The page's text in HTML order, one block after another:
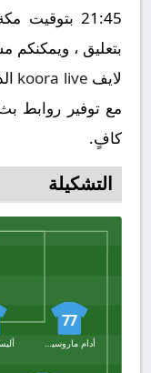
21:45
بتعليق ، ويمكنكم
لايف koora live
مع توفير روابط
كافٍ.
التشكيلة
77
أدام ماروسيتش